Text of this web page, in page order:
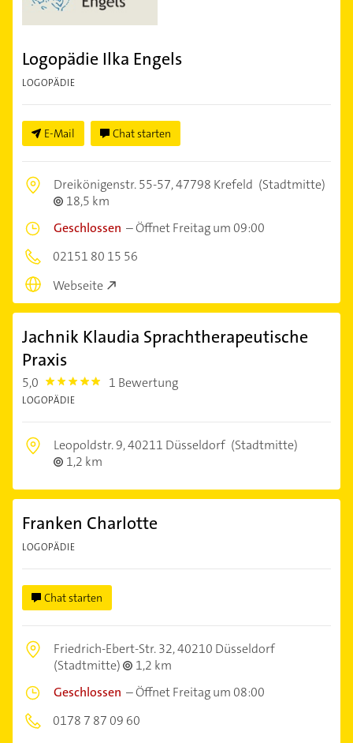
Logopädie Ilka Engels
LOGOPÄDIE
E-Mail Chat starten
Dreikönigenstr. 55-57,47798 Krefeld (Stadtmitte)
18,5 km
Geschlossen –Öffnet Freitag um 09:00
02151 80 15 56
Webseite
Jachnik Klaudia Sprachtherapeutische
Praxis
5,0 5.0 1 Bewertung
LOGOPÄDIE
Leopoldstr. 9,40211 Düsseldorf (Stadtmitte)
1,2 km
Franken Charlotte
LOGOPÄDIE
Chat starten
Friedrich-Ebert-Str. 32,40210 Düsseldorf
(Stadtmitte)
1,2 km
Geschlossen –Öffnet Freitag um 08:00
0178 7 87 09 60